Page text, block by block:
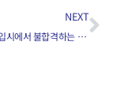
NEXT
[875] 의대 입시에서 불합격하는 가장 큰 요인은?